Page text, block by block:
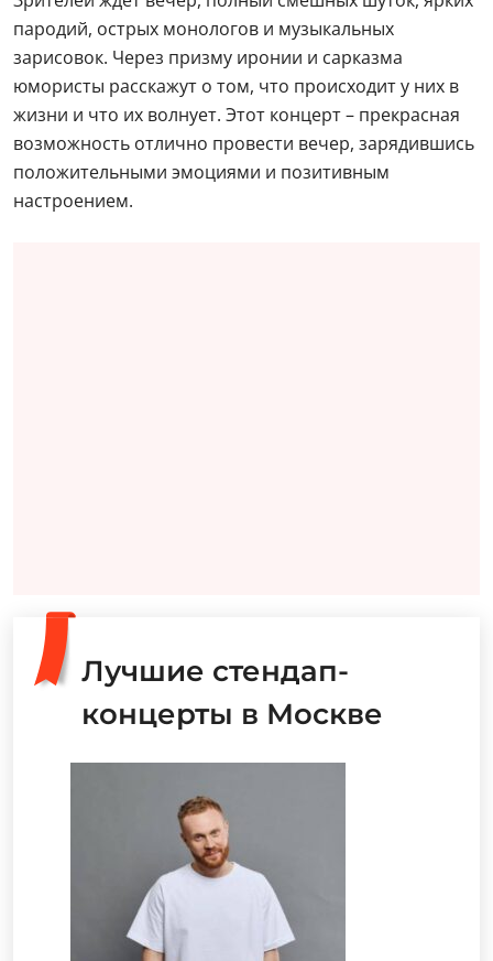
пародий, острых монологов и музыкальных
зарисовок. Через призму иронии и сарказма
юмористы расскажут о том, что происходит у них в
жизни и что их волнует. Этот концерт – прекрасная
возможность отлично провести вечер, зарядившись
положительными эмоциями и позитивным
настроением.
Лучшие стендап-
концерты в Москве